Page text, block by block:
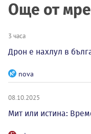
Още от
3 часа
Дрон е нахлул в
nova
08.10.2025
Мит или истина: